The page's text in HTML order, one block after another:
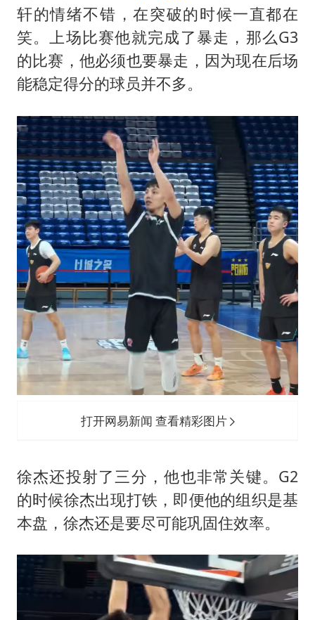
轩的情绪不错，在突破的时候一直都在
笑。上场比赛他就完成了暴走，那么G3
的比赛，他必须也要暴走，因为现在后场
能稳定得分的球员并不多。
打开网易新闻 查看精彩图片
徐杰还投射了三分，他也非常关键。G2
的时候徐杰出现打铁，即便他的组织是基
本盘，徐杰还是要尽可能巩固住效率。